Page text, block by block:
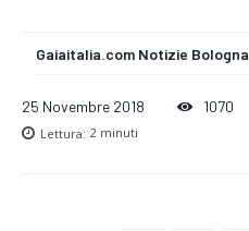
Testo: A- Reset A+
Testo: A- Reset A+
Gaiaitalia.com Notizie Bologna
25 Novembre 2018 1070
Lettura: 2 minuti